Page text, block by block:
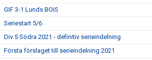
GIF 3-1 Lunds BOIS
Seriestart 5/6
Div 5 Södra 2021 - definitiv serieindelning
Första förslaget till serieindelning 2021